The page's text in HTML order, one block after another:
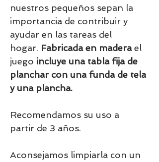
nuestros pequeños sepan la
importancia de contribuir y
ayudar en las tareas del
hogar. Fabricada en maderael
juego incluye una tabla fija de
planchar con una funda de tela
y una plancha.
Recomendamos su uso a
partir de 3 años.
Aconsejamos limpiarla con un